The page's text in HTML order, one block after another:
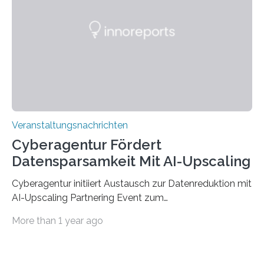
„QUAZAR“ mit insgesamt 1,15 Millionen Euro über vier
Veranstaltungsnachrichten
Cyberagentur Fördert
Datensparsamkeit Mit AI-Upscaling
Cyberagentur initiiert Austausch zur Datenreduktion mit
AI-Upscaling Partnering Event zum
innovative DatenverarbeitungDie Agentur für
More than 1 year ago